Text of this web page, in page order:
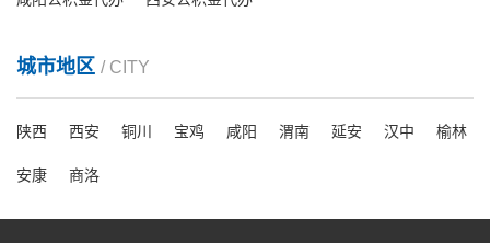
城市地区 / CITY
陕西 西安 铜川 宝鸡 咸阳 渭南 延安 汉中 榆林
安康 商洛